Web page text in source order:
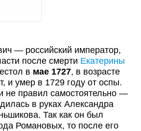
— российский император,
после смерти Екатерины
в мае 1727, в возрасте
и умер в 1729 году от оспы.
не правил самостоятельно —
в руках Александра
Так как он был
Романовых, то после его